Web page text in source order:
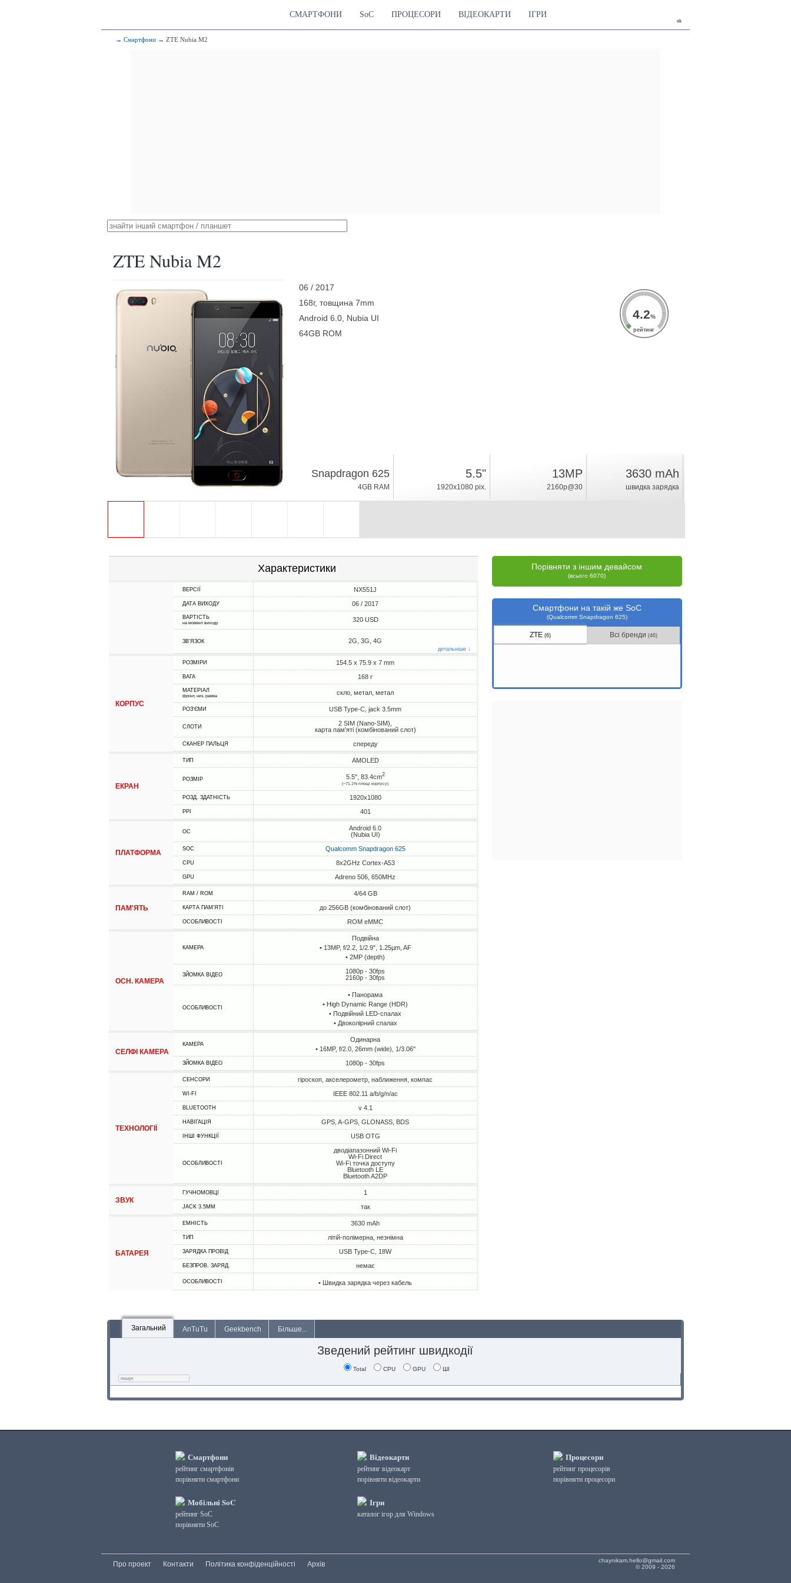
uk
СМАРТФОНИ SoC ПРОЦЕСОРИ ВІДЕОКАРТИ ІГРИ
→ Смартфони → ZTE Nubia M2
ZTE Nubia M2
06 / 2017
168г, товщина 7mm
Android 6.0, Nubia UI
64GB ROM
4.2%
рейтинг
Snapdragon 625
4GB RAM
5.5"
1920x1080 pix.
13MP
2160p@30
3630 mAh
швидка зарядка
Характеристики
ВЕРСІЇ NX551J
ДАТА ВИХОДУ 06 / 2017
ВАРТІСТЬ
на момент виходу 320 USD
ЗВ'ЯЗОК 2G, 3G, 4G
детальніше ↓
КОРПУС
РОЗМІРИ 154.5 x 75.9 x 7 mm
ВАГА 168 г
МАТЕРІАЛ
фронт, низ, рамка скло, метал, метал
РОЗ'ЄМИ USB Type-C, jack 3.5mm
СЛОТИ
2 SIM (Nano-SIM),
карта пам'яті (комбінований слот)
СКАНЕР ПАЛЬЦЯ спереду
ЕКРАН
ТИП AMOLED
РОЗМІР 5.5", 83.4cm2
(~71.1% площі корпусу)
РОЗД. ЗДАТНІСТЬ 1920x1080
PPI 401
ПЛАТФОРМА
ОС
Android 6.0
(Nubia UI)
SOC Qualcomm Snapdragon 625
CPU 8x2GHz Cortex-A53
GPU Adreno 506, 650MHz
ПАМ'ЯТЬ
RAM / ROM 4/64 GB
КАРТА ПАМ'ЯТІ до 256GB (комбінований слот)
ОСОБЛИВОСТІ ROM eMMC
ОСН. КАМЕРА
КАМЕРА
Подвійна
• 13MP, f/2.2, 1/2.9", 1.25µm, AF
• 2MP (depth)
ЗЙОМКА ВІДЕО
1080p - 30fps
2160p - 30fps
ОСОБЛИВОСТІ
• Панорама
• High Dynamic Range (HDR)
• Подвійний LED-спалах
• Двоколірний спалах
СЕЛФІ КАМЕРА
КАМЕРА
Одинарна
• 16MP, f/2.0, 26mm (wide), 1/3.06"
ЗЙОМКА ВІДЕО 1080p - 30fps
ТЕХНОЛОГІЇ
СЕНСОРИ гіроскоп, акселерометр, наближення, компас
WI-FI IEEE 802.11 a/b/g/n/ac
BLUETOOTH v 4.1
НАВІГАЦІЯ GPS, A-GPS, GLONASS, BDS
ІНШІ ФУНКЦІЇ USB OTG
ОСОБЛИВОСТІ
дводіапазонний Wi-Fi
Wi-Fi Direct
Wi-Fi точка доступу
Bluetooth LE
Bluetooth A2DP
ЗВУК
ГУЧНОМОВЦІ 1
JACK 3.5MM так
БАТАРЕЯ
ЕМНІСТЬ 3630 mAh
ТИП літій-полімерна, незнімна
ЗАРЯДКА ПРОВІД USB Type-C, 18W
БЕЗПРОВ. ЗАРЯД. немає
ОСОБЛИВОСТІ • Швидка зарядка через кабель
Порівняти з іншим девайсом
(всього 6070)
Смартфони на такій же SoC
(Qualcomm Snapdragon 625)
ZTE(6) Всі бренди (46)
Загальний AnTuTu Geekbench Більше...
Зведений рейтинг швидкодії
Total CPU GPU ШІ
Смартфони
рейтинг смартфонів
порівняти смартфони
Мобільні SoC
рейтинг SoC
порівняти SoC
Відеокарти
рейтинг відеокарт
порівняти відеокарти
Ігри
каталог ігор для Windows
Процесори
рейтинг процесорів
порівняти процесори
chaynikam.hello@gmail.com
© 2009 - 2026
Про проект Контакти Політика конфіденційності Архів